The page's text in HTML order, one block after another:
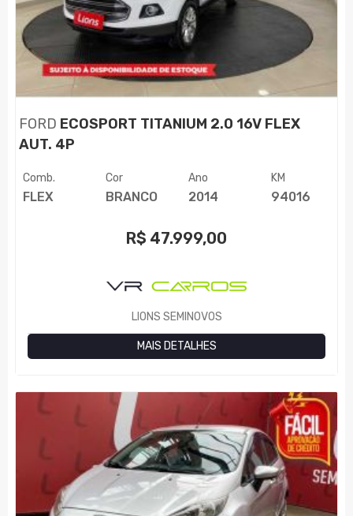
FORD ECOSPORT TITANIUM 2.0 16V FLEX
AUT. 4P
Comb.
FLEX
Cor
BRANCO
Ano
2014
KM
94016
R$ 47.999,00
LIONS SEMINOVOS
MAIS DETALHES